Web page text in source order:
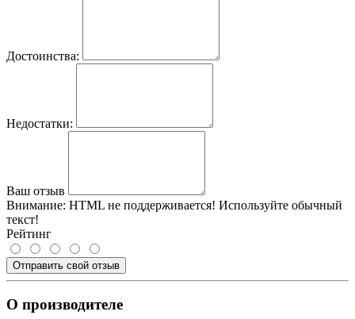
Достоинства:
Недостатки:
Ваш отзыв
Внимание: HTML не поддерживается! Используйте обычный
текст!
Рейтинг
Отправить свой отзыв
О производителе